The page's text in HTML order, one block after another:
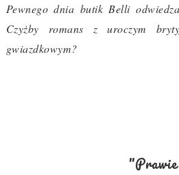
Pewnego dnia butik Belli
Czyżby romans z uroczym
gwiazdkowym?
"Prawie